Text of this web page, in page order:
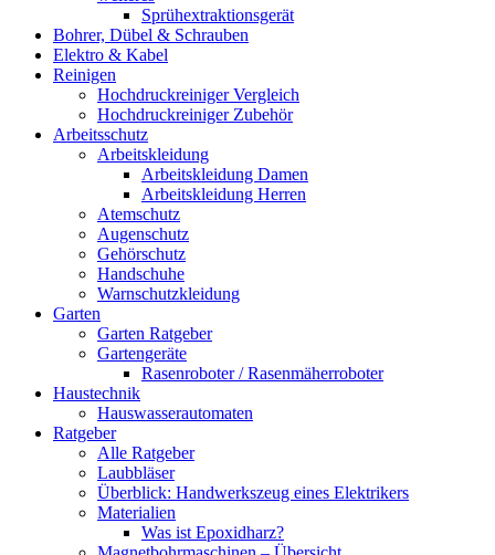
Sprühextraktionsgerät
Bohrer, Dübel & Schrauben
Elektro & Kabel
Reinigen
Hochdruckreiniger Vergleich
Hochdruckreiniger Zubehör
Arbeitsschutz
Arbeitskleidung
Arbeitskleidung Damen
Arbeitskleidung Herren
Atemschutz
Augenschutz
Gehörschutz
Handschuhe
Warnschutzkleidung
Garten
Garten Ratgeber
Gartengeräte
Rasenroboter / Rasenmäherroboter
Haustechnik
Hauswasserautomaten
Ratgeber
Alle Ratgeber
Laubbläser
Überblick: Handwerkszeug eines Elektrikers
Materialien
Was ist Epoxidharz?